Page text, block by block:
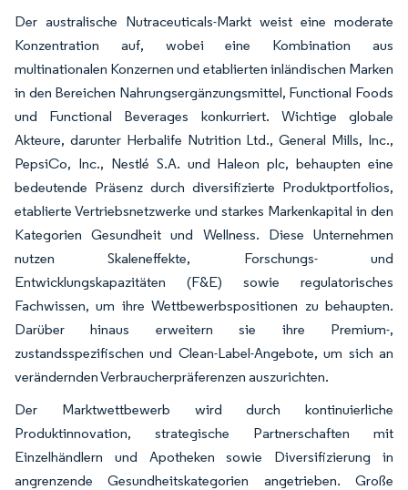
Der australische Nutraceuticals-Markt weist eine moderate
Konzentration auf, wobei eine Kombination aus
multinationalen Konzernen und etablierten inländischen Marken
in den Bereichen Nahrungsergänzungsmittel, Functional Foods
und Functional Beverages konkurriert. Wichtige globale
Akteure, darunter Herbalife Nutrition Ltd., General Mills, Inc.,
PepsiCo, Inc., Nestlé S.A. und Haleon plc, behaupten eine
bedeutende Präsenz durch diversifizierte Produktportfolios,
etablierte Vertriebsnetzwerke und starkes Markenkapital in den
Kategorien Gesundheit und Wellness. Diese Unternehmen
nutzen Skaleneffekte, Forschungs- und
Entwicklungskapazitäten (F&E) sowie regulatorisches
Fachwissen, um ihre Wettbewerbspositionen zu behaupten.
Darüber hinaus erweitern sie ihre Premium-,
zustandsspezifischen und Clean-Label-Angebote, um sich an
verändernden Verbraucherpräferenzen auszurichten.
Der Marktwettbewerb wird durch kontinuierliche
Produktinnovation, strategische Partnerschaften mit
Einzelhändlern und Apotheken sowie Diversifizierung in
angrenzende Gesundheitskategorien angetrieben. Große